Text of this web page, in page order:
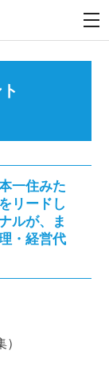
t
o
g
l
一住みた
リードし
ルが、
ま
・経営代